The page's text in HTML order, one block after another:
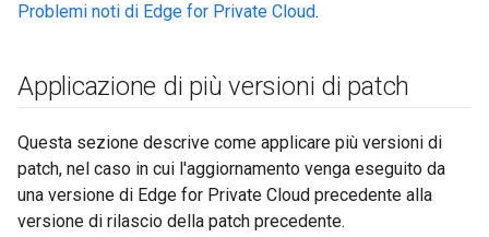
Problemi noti di Edge for Private Cloud.
Applicazione di più versioni di patch
Questa sezione descrive come applicare più versioni di
patch, nel caso in cui l'aggiornamento venga eseguito da
una versione di Edge for Private Cloud precedente alla
versione di rilascio della patch precedente.